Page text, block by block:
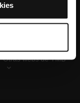
que se
debes
Así se instalarán
las cookies
tus
y mejoran tu
Otras webs de TMB